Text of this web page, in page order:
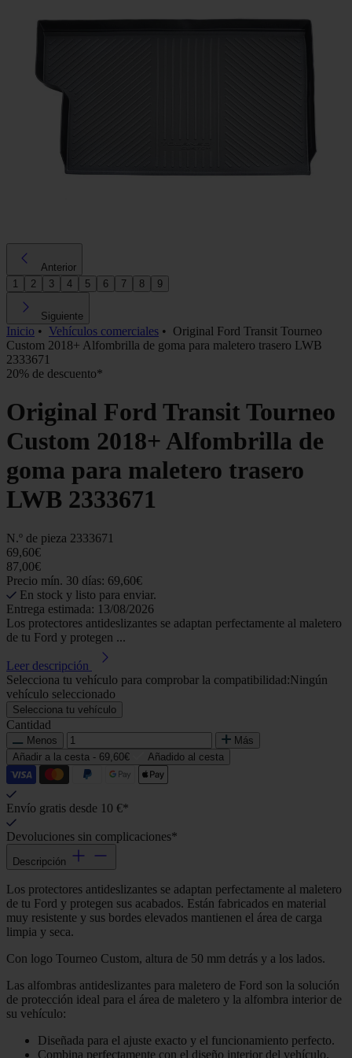
Anterior
1
2 3 4 5 6 7 8 9
Siguiente
Inicio • Vehículos comerciales • Original Ford Transit Tourneo
Custom 2018+ Alfombrilla de goma para maletero trasero LWB
2333671
20% de descuento*
Original Ford Transit Tourneo
Custom 2018+ Alfombrilla de
goma para maletero trasero
LWB 2333671
N.º de pieza 2333671
69,60€
87,00€
Precio mín. 30 días: 69,60€
En stock y listo para enviar.
Entrega estimada: 13/08/2026
Los protectores antideslizantes se adaptan perfectamente al maletero
de tu Ford y protegen ...
Leer descripción
Selecciona tu vehículo para comprobar la compatibilidad:Ningún
vehículo seleccionado
Selecciona tu vehículo
Cantidad
Menos
Más
Añadir a la cesta - 69,60€ Añadido al cesta
Envío gratis desde 10 €*
Devoluciones sin complicaciones*
Descripción
Los protectores antideslizantes se adaptan perfectamente al maletero
de tu Ford y protegen sus acabados. Están fabricados en material
muy resistente y sus bordes elevados mantienen el área de carga
limpia y seca.
Con logo Tourneo Custom, altura de 50 mm detrás y a los lados.
Las alfombras antideslizantes para maletero de Ford son la solución
de protección ideal para el área de maletero y la alfombra interior de
su vehículo:
Diseñada para el ajuste exacto y el funcionamiento perfecto.
Combina perfectamente con el diseño interior del vehículo.